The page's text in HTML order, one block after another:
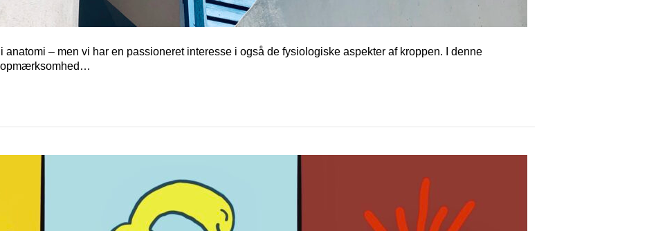
– men vi har en passioneret interesse i også de fysiologiske aspekter af kroppen. I denne
opmærksomhed…